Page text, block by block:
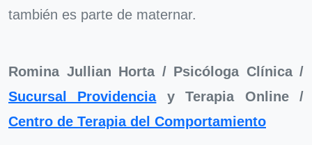
también es parte de maternar.
Romina Jullian Horta / Psicóloga Clínica /
Sucursal Providenciay Terapia Online /
Centro de Terapia del Comportamiento